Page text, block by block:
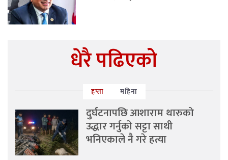
धेरै पढिएको
हप्ता महिना
दुर्घटनापछि आशाराम थारुको
उद्धार गर्नुको सट्टा साथी
भनिएकाले नै गरे हत्या